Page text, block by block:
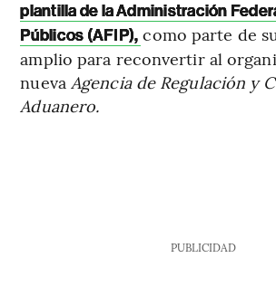
plantilla de la Administración
Públicos (AFIP), como parte de
amplio para reconvertir al
nueva Agencia de Regulación y
Aduanero.
PUBLICIDAD